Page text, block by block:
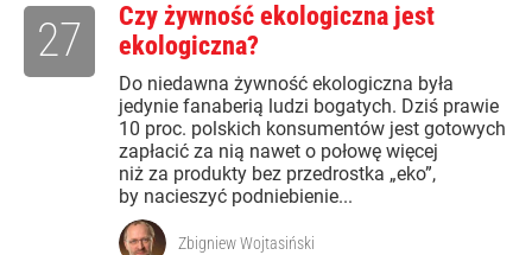
Czy żywność ekologiczna jest
ekologiczna?
Do niedawna żywność ekologiczna była
jedynie fanaberią ludzi bogatych. Dziś prawie
10 proc. polskich konsumentów jest gotowych
zapłacić za nią nawet o połowę więcej
niż za produkty bez przedrostka „eko”,
by nacieszyć podniebienie...
27
Zbigniew Wojtasiński